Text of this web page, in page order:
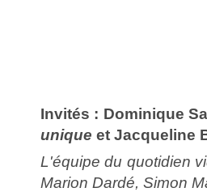
Invités : Dominique
unique et Jacqueline
L'équipe du quotidien
Marion Dardé, Simon